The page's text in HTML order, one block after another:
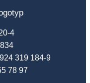
4
319 184-9
78 97